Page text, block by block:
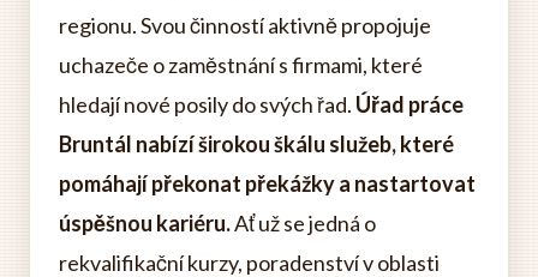
regionu. Svou činností aktivně propojuje
uchazeče o zaměstnání s firmami, které
hledají nové posily do svých řad. Úřad práce
Bruntál nabízí širokou škálu služeb, které
pomáhají překonat překážky a nastartovat
úspěšnou kariéru.Ať už se jedná o
rekvalifikační kurzy, poradenství v oblasti